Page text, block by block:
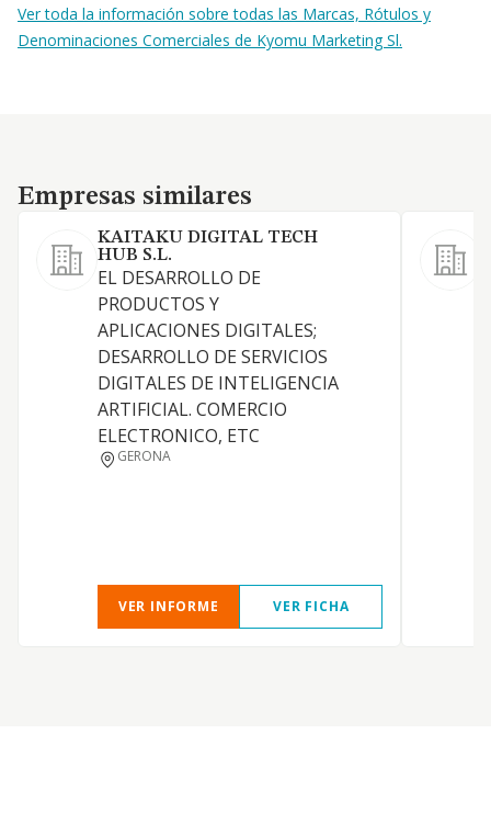
Ver toda la información sobre todas las Marcas, Rótulos y
Denominaciones Comerciales de Kyomu Marketing Sl.
Empresas similares
Empresas similares
KAITAKU DIGITAL TECH
HUB S.L.
EL DESARROLLO DE
PRODUCTOS Y
APLICACIONES DIGITALES;
DESARROLLO DE SERVICIOS
DIGITALES DE INTELIGENCIA
ARTIFICIAL. COMERCIO
ELECTRONICO, ETC
GERONA
VER INFORME VER FICHA